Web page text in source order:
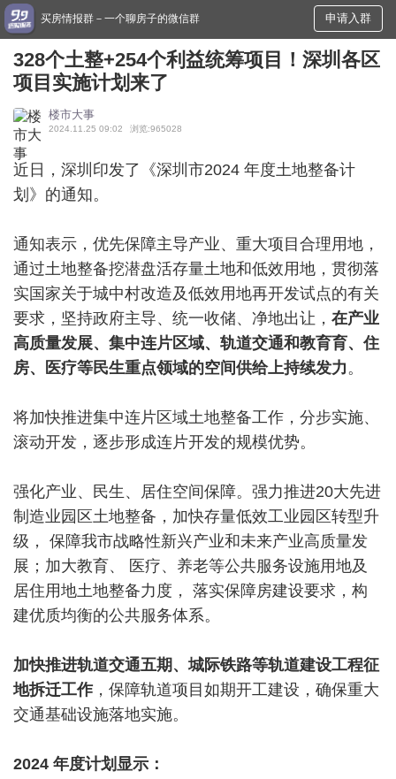
买房情报群－一个聊房子的微信群 申请入群
328个土整+254个利益统筹项目！深圳各区
项目实施计划来了
楼市大事
2024.11.25 09:02 浏览:965028
近日，深圳印发了《深圳市2024 年度土地整备计
划》的通知。
通知表示，优先保障主导产业、重大项目合理用地，
通过土地整备挖潜盘活存量土地和低效用地，贯彻落
实国家关于城中村改造及低效用地再开发试点的有关
要求，坚持政府主导、统一收储、净地出让， 在产业
高质量发展、集中连片区域、轨道交通和教育育、住
房、医疗等民生重点领域的空间供给上持续发力。
将加快推进集中连片区域土地整备工作，分步实施、
滚动开发，逐步形成连片开发的规模优势。
强化产业、民生、居住空间保障。强力推进20大先进
制造业园区土地整备，加快存量低效工业园区转型升
级， 保障我市战略性新兴产业和未来产业高质量发
展；加大教育、 医疗、养老等公共服务设施用地及
居住用地土地整备力度， 落实保障房建设要求，构
建优质均衡的公共服务体系。
加快推进轨道交通五期、城际铁路等轨道建设工程征
地拆迁工作，保障轨道项目如期开工建设，确保重大
交通基础设施落地实施。
2024 年度计划显示：